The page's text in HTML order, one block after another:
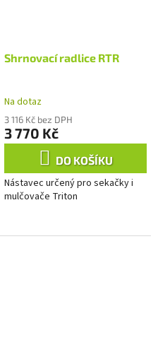
Shrnovací radlice RTR
Na dotaz
3 116 Kč bez DPH
3 770 Kč
DO KOŠÍKU
Nástavec určený pro sekačky i
mulčovače Triton